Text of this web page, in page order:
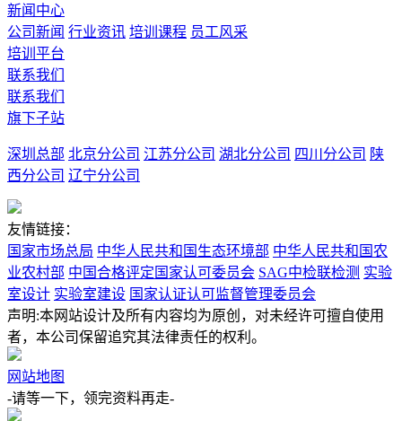
新闻中心
公司新闻 行业资讯 培训课程 员工风采
培训平台
联系我们
联系我们
旗下子站
深圳总部 北京分公司 江苏分公司 湖北分公司 四川分公司 陕
西分公司 辽宁分公司
友情链接：
国家市场总局 中华人民共和国生态环境部 中华人民共和国农
业农村部 中国合格评定国家认可委员会 SAG中检联检测 实验
室设计 实验室建设 国家认证认可监督管理委员会
声明:本网站设计及所有内容均为原创，对未经许可擅自使用
者，本公司保留追究其法律责任的权利。
网站地图
-请等一下，领完资料再走-